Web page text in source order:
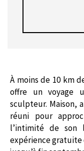
À moins de 10 km
offre un voyage
sculpteur. Maison,
réuni pour
l’intimité de
expérience gratuite